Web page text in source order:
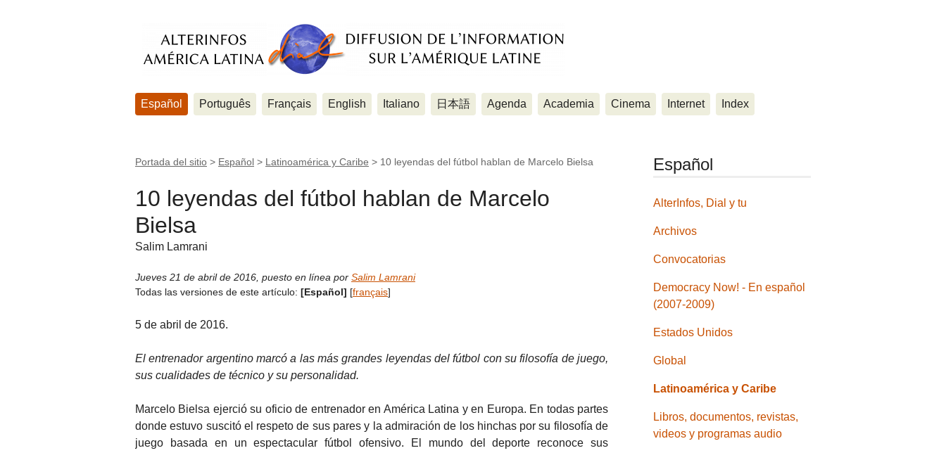
Español Português Français English Italiano 日本語 Agenda Academia Cinema Internet Index
Portada del sitio > Español > Latinoamérica y Caribe > 10 leyendas del fútbol hablan de Marcelo Bielsa
10 leyendas del fútbol hablan de Marcelo
Bielsa
Salim Lamrani
Jueves 21 de abril de 2016 puesto en línea por Salim Lamrani
Todas las versiones de este artículo: [Español] [français]
5 de abril de 2016.
El entrenador argentino marcó a las más grandes leyendas del fútbol con su filosofía de juego,
sus cualidades de técnico y su personalidad.
Marcelo Bielsa ejerció su oficio de entrenador en América Latina y en Europa. En todas partes
donde estuvo suscitó el respeto de sus pares y la admiración de los hinchas por su filosofía de
juego basada en un espectacular fútbol ofensivo. El mundo del deporte reconoce sus
Español
AlterInfos, Dial y tu
Archivos
Convocatorias
Democracy Now! - En español
(2007-2009)
Estados Unidos
Global
Latinoamérica y Caribe
Libros, documentos, revistas,
videos y programas audio